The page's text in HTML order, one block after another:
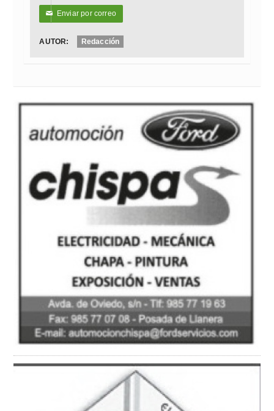
✉ Enviar por correo
AUTOR: Redacción